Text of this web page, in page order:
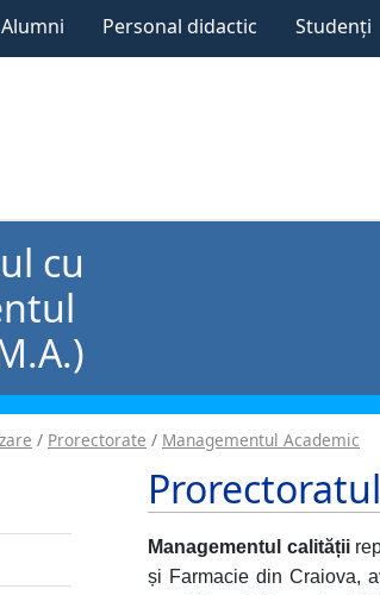
Alumni Personal didactic Studenți
cu
Prorectorate Managementul Academic
Managementul calității
și Farmacie din Craiova,